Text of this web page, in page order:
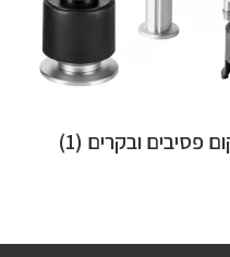
פסיבים ובקרים (1)